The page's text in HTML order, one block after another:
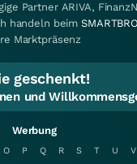
Partner ARIVA,
handeln beim
Marktpräsenz
geschenkt!
und
Werbung
O P Q R S T U V